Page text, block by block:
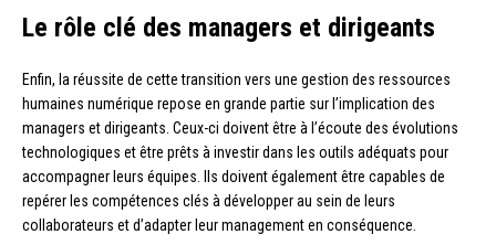
Le rôle clé des managers et dirigeants
Enfin, la réussite de cette transition vers une gestion des ressources
humaines numérique repose en grande partie sur l’implication des
managers et dirigeants. Ceux-ci doivent être à l’écoute des évolutions
technologiques et être prêts à investir dans les outils adéquats pour
accompagner leurs équipes. Ils doivent également être capables de
repérer les compétences clés à développer au sein de leurs
collaborateurs et d’adapter leur management en conséquence.